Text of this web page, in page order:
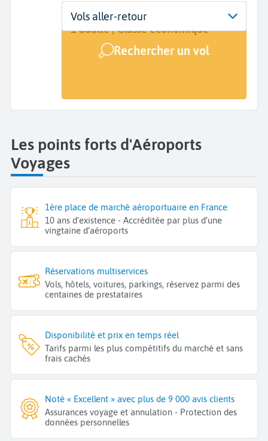
Départ
De...
Dates
Dates de votre voyage
Voyageurs | Classe
1 adulte | Classe économique
Rechercher un vol
Vols aller-retour
Les points forts d'Aéroports
Voyages
1ère place de marché aéroportuaire en France
10 ans d’existence - Accréditée par plus d’une
vingtaine d’aéroports
Réservations multiservices
Vols, hôtels, voitures, parkings, réservez parmi des
centaines de prestataires
Disponibilité et prix en temps réel
Tarifs parmi les plus compétitifs du marché et sans
frais cachés
Noté « Excellent » avec plus de 9 000 avis clients
Assurances voyage et annulation - Protection des
données personnelles